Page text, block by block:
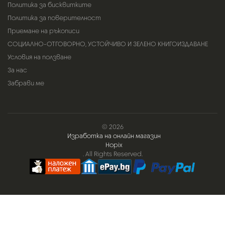
Политика за бисквитките
Политика за поверителност
Приемане на ръкописи
СОЦИАЛНО-ОТГОВОРНО, УСТОЙЧИВО И ЗЕЛЕНО КНИГОИЗДАВАНЕ
Условия на ползване
За нас
Забрави ме
© 2026
Изработка на онлайн магазин
Hopix
. All Rights Reserved.